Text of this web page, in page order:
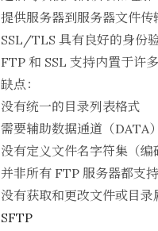
提供服务器到服务器文件传
SSL/TLS 具有良好的身份
FTP 和 SSL 支持内置于许
缺点：
没有统一的目录列表格式
需要辅助数据通道（DATA
没有定义文件名字符集（编
并非所有 FTP 服务器都支
没有获取和更改文件或目录
SFTP